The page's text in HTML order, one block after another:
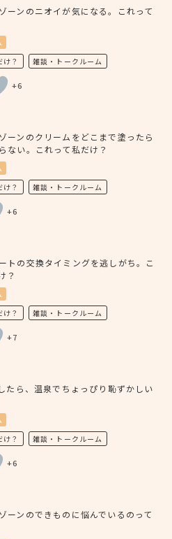
ーンのニオイが気になる。これって
？
雑談・トークルーム
+6
ーンのクリームをどこまで塗ったら
ない。これって私だけ？
？
雑談・トークルーム
+6
トの交換タイミングを逃しがち。こ
？
？
雑談・トークルーム
+7
たら、温泉でちょっぴり恥ずかしい
？
雑談・トークルーム
+6
ーンのできものに悩んでいるのって